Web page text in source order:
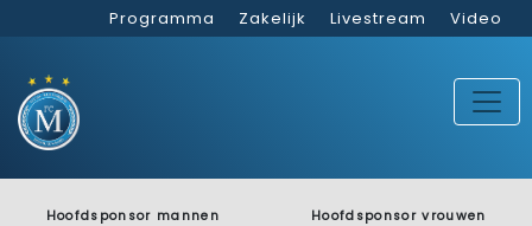
Programma Zakelijk Livestream Video
Hoofdsponsor mannen Hoofdsponsor vrouwen